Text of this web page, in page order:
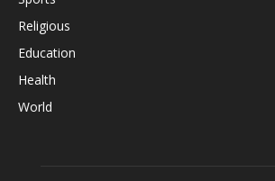
Religious
Education
Health
World